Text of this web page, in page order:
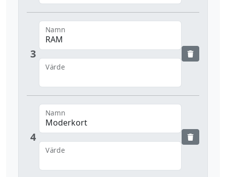
3
Namn
Värde
4
Namn
Värde